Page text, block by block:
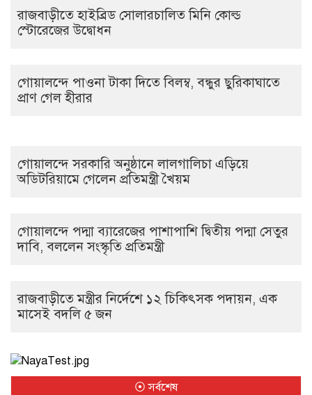
রাজবাড়ীতে হাইব্রিড সোলারচালিত মিনি কোল্ড
স্টোরেজের উদ্বোধন
গোয়ালন্দে পাওনা টাকা দিতে বিলম্ব, বন্ধুর ছুরিকাঘাতে
প্রাণ গেল হীরার
গোয়ালন্দে সরকারি অনুষ্ঠানে লালগালিচা এড়িয়ে
অডিটরিয়ামে গেলেন প্রতিমন্ত্রী খৈয়ম
গোয়ালন্দে পদ্মা ব্যারেজের পাশাপাশি দ্বিতীয় পদ্মা সেতুর
দাবি, বললেন সংস্কৃতি প্রতিমন্ত্রী
রাজবাড়ীতে মন্ত্রীর নির্দেশে ১২ চিকিৎসক পদায়ন, এক
মাসেই বদলি ৫ জন
⦿ সর্বশেষ